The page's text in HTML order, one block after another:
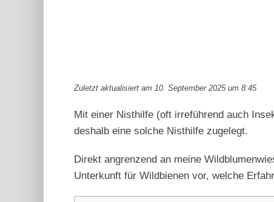
Zuletzt aktualisiert am 10. September 2025 um 8:45
Mit einer Nisthilfe (oft irreführend auch
deshalb eine solche Nisthilfe zugelegt.
Direkt angrenzend an meine
Unterkunft für Wildbienen vor, welche